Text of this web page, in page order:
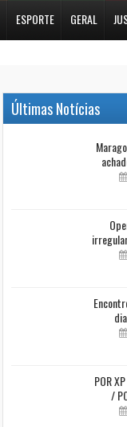
ESPORTE GERAL
Últimas Notícias
POR
/